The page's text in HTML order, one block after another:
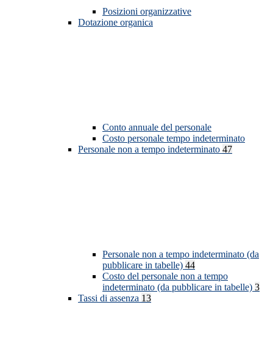
Posizioni organizzative
Dotazione organica
Conto annuale del personale
Costo personale tempo indeterminato
Personale non a tempo indeterminato 47
Personale non a tempo indeterminato (da
pubblicare in tabelle) 44
Costo del personale non a tempo
indeterminato (da pubblicare in tabelle) 3
Tassi di assenza 13